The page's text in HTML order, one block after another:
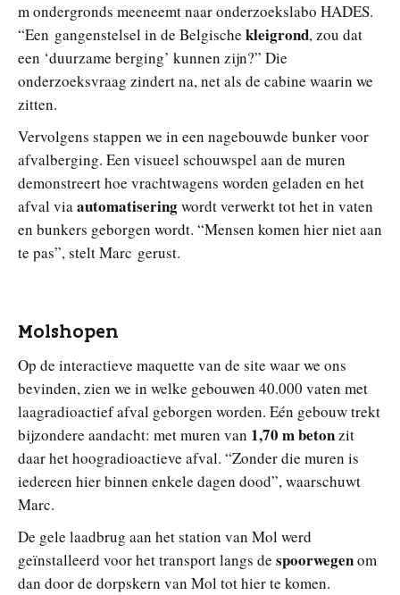
m ondergronds meeneemt naar onderzoekslabo HADES.
“Een gangenstelsel in de Belgische kleigrond, zou dat
een ‘duurzame berging’ kunnen zijn?” Die
onderzoeksvraag zindert na, net als de cabine waarin we
zitten.
Vervolgens stappen we in een nagebouwde bunker voor
afvalberging. Een visueel schouwspel aan de muren
demonstreert hoe vrachtwagens worden geladen en het
afval viaautomatiseringwordt verwerkt tot het in vaten
en bunkers geborgen wordt. “Mensen komen hier niet aan
te pas”, stelt Marc gerust.
Molshopen
Op de interactieve maquette van de site waar we ons
bevinden, zien we in welke gebouwen 40.000 vaten met
laagradioactief afval geborgen worden. Eén gebouw trekt
bijzondere aandacht: met muren van 1,70 m betonzit
daar het hoogradioactieve afval. “Zonder die muren is
iedereen hier binnen enkele dagen dood”, waarschuwt
Marc.
De gele laadbrug aan het station van Mol werd
geïnstalleerd voor het transport langs de spoorwegenom
dan door de dorpskern van Mol tot hier te komen.